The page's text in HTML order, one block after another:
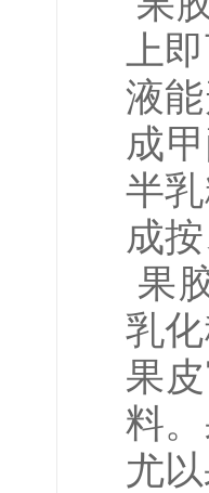
上
液
成
半
成
果
乳
果
料
尤